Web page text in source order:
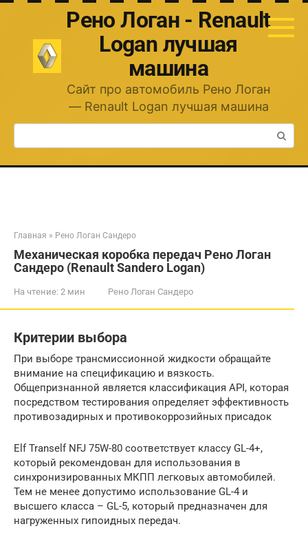
Перейти
Рено Логан - Renault
Logan лучшая
машина
Сайт про автомобиль Рено Логан
— Renault Logan лучшая машина
Поиск:
Главная » Рено Логан Сандеро
Механическая коробка передач Рено Логан
Сандеро (Renault Sandero Logan)
На чтение: 2 мин Рено Логан Сандеро
Критерии выбора
При выборе трансмиссионной жидкости обращайте
внимание на спецификацию и вязкость.
Общепризнанной является классификация API, которая
посредством тестирования определяет эффективность
противозадирных и противокоррозийных присадок
Elf Tranself NFJ 75W-80 соответствует классу GL-4+,
который рекомендован для использования в
синхронизированных МКПП легковых автомобилей.
Тем не менее допустимо использование GL-4 и
высшего класса – GL-5, который предназначен для
нагруженных гипоидных передач.